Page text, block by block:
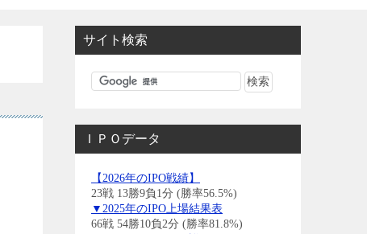
サイト検索
ＩＰＯデータ
【2026年のIPO戦績】
23戦 13勝9負1分 (勝率56.5%)
▼2025年のIPO上場結果表
66戦 54勝10負2分 (勝率81.8%)